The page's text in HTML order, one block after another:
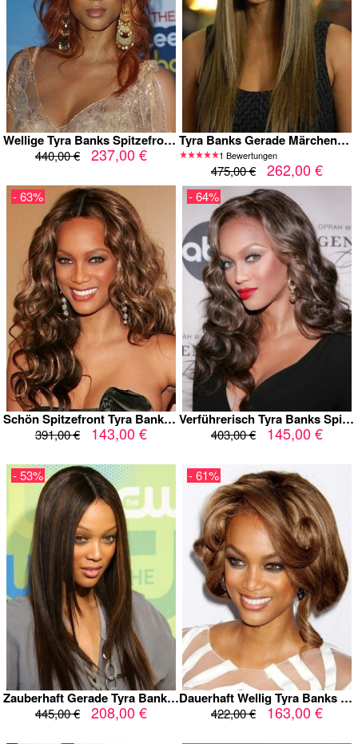
Wellige Tyra Banks Spitzefront Remy Perücke
440,00 € 237,00 €
Tyra Banks Gerade Märchenhafte Spitzefront Remy Perücke
1 Bewertungen
475,00 € 262,00 €
Schön Spitzefront Tyra Banks Wellig Kunsthaar Perücke
391,00 € 143,00 €
- 63%
Verführerisch Tyra Banks Spitzefront Wellig Kunsthaar Perücke
403,00 € 145,00 €
- 64%
Zauberhaft Gerade Tyra Banks Spitzefront Echthaar Perücke
445,00 € 208,00 €
- 53%
Dauerhaft Wellig Tyra Banks Spitzefront Echthaar Perücke
422,00 € 163,00 €
- 61%